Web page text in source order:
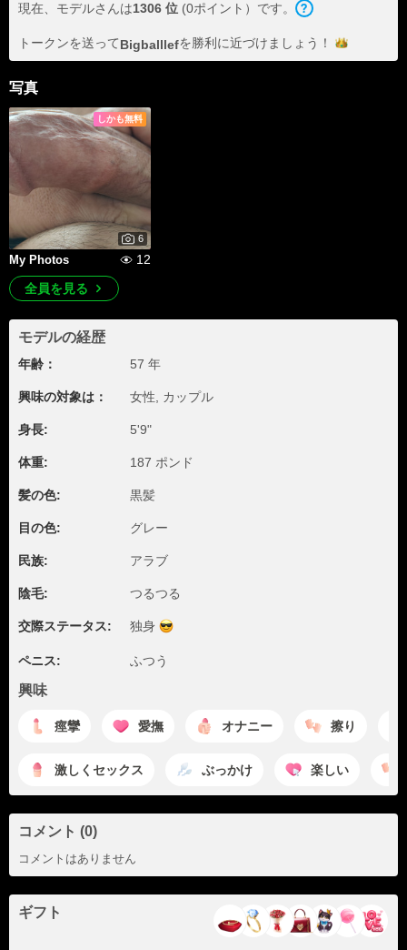
現在、モデルさんは1306 位 (0ポイント）です。
トークンを送ってBigballlefを勝利に近づけま しょう！
写真
しかも無料
6
My Photos
12
全員を見る
モデルの経歴
年齢： 57 年
興味の対象は： 女性, カップル
身長: 5'9"
体重: 187 ポンド
髪の色: 黒髪
目の色: グレー
民族: アラブ
陰毛: つるつる
交際ステータス: 独身
ペニス: ふつう
興味
痙攣 愛撫 オナニー 擦り
激しくセックス ぶっかけ 楽しい
コメント (0)
コメントはありません
ギフト